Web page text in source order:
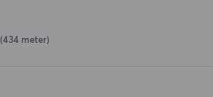
(434 meter)